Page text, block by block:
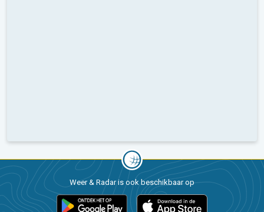
Weer & Radar is ook beschikbaar op